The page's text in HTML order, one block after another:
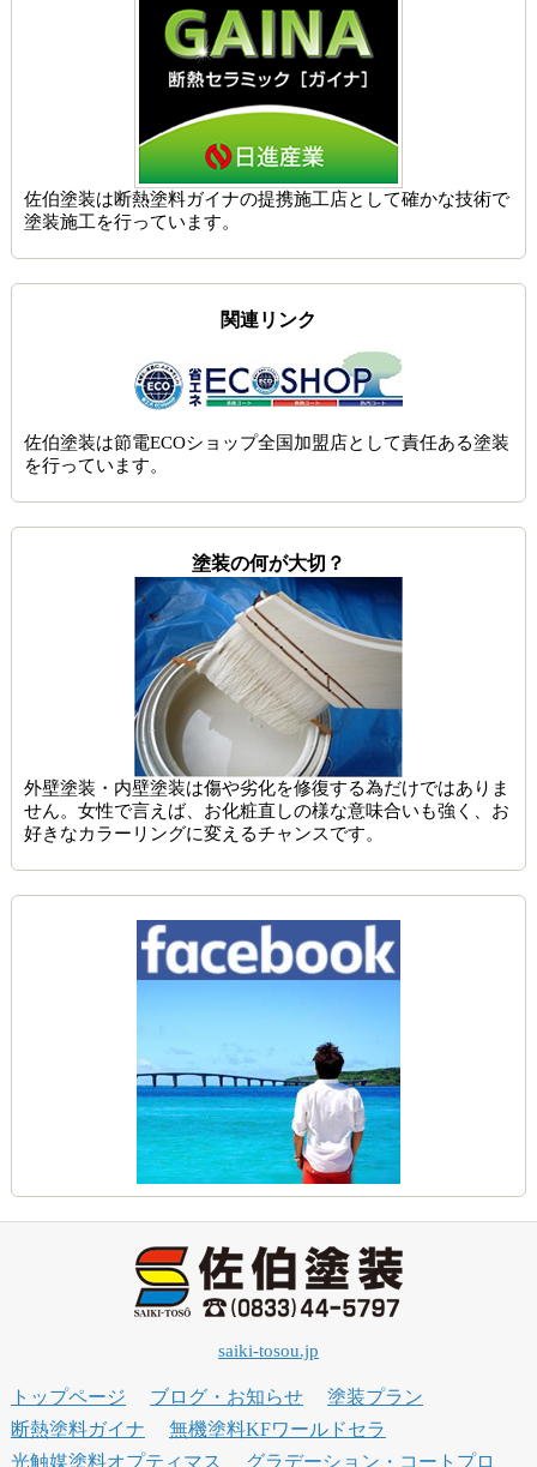
佐伯塗装は断熱塗料ガイナの提携施工店として確かな技術で
塗装施工を行っています。
関連リンク
佐伯塗装は節電ECOショップ全国加盟店として責任ある塗装
を行っています。
塗装の何が大切？
外壁塗装・内壁塗装は傷や劣化を修復する為だけではありま
せん。女性で言えば、お化粧直しの様な意味合いも強く、お
好きなカラーリングに変えるチャンスです。
saiki-tosou.jp
トップページ ブログ・お知らせ
塗装プラン
断熱塗料ガイナ
無機塗料KFワールドセラ
光触媒塗料オプティマス
グラデーション・コートプロ